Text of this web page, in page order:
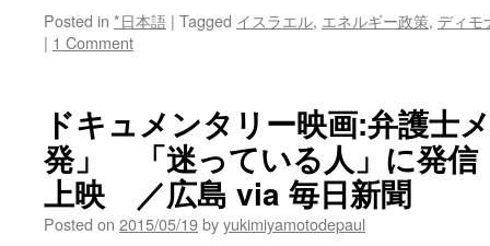
Posted in *日本語 | Tagged イスラエル, エネルギー政策, ディモ
| 1 Comment
ドキュメンタリー映画:弁護士
発」 「迷っている人」に発
上映 ／広島 via 毎日新聞
Posted on 2015/05/19byyukimiyamotodepaul